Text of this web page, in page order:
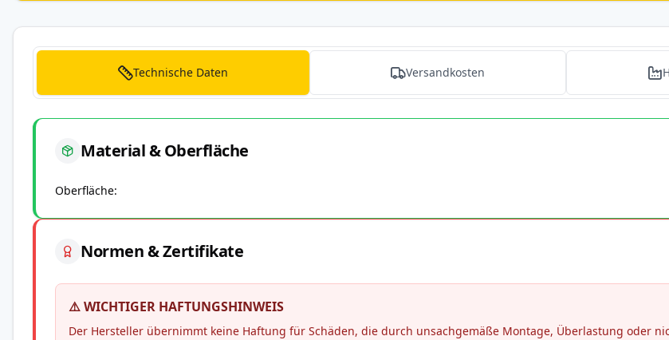
Technische Daten Versandkosten
Material & Oberfläche
Oberfläche
Normen & Zertifikate
⚠️ WICHTIGER HAFTUNGSHINWEIS
Der Hersteller übernimmt keine Haftung für Schäden, die durch unsachgemäße Montage, Überlastung oder